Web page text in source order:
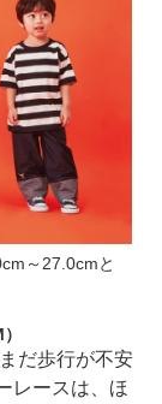
～27.0cmと
だ歩行が不安
レースは、ほ